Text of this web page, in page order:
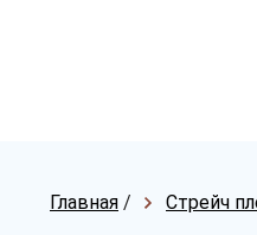
Главная / Стрейч